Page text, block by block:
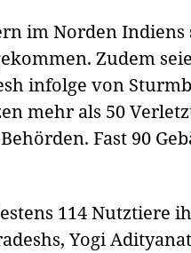
im Norden Indiens
Zudem
infolge von
mehr als 50
Fast 90
114 Nutztiere
Yogi